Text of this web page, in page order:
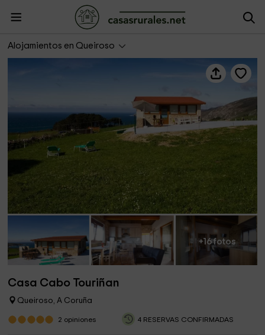
Alojamientos en Queiroso
Casa Cabo Touriñan
+16 fotos
Casa Cabo Touriñan
Queiroso, A Coruña
2 opiniones 4 RESERVAS CONFIRMADAS